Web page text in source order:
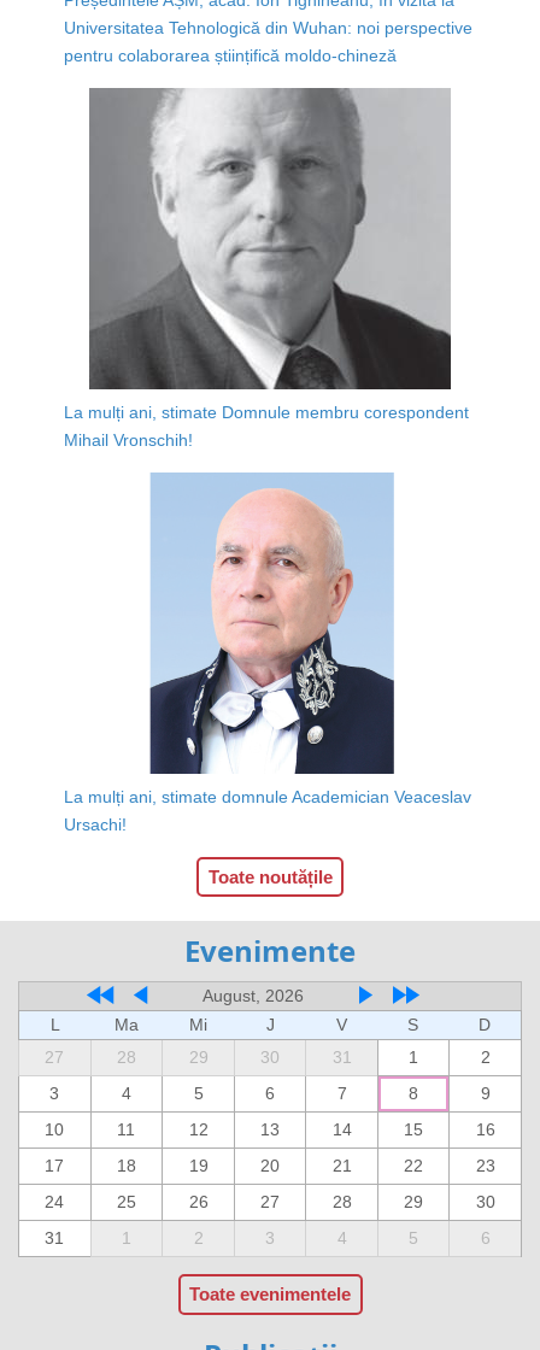
Universitatea Tehnologică din Wuhan: noi perspective
pentru colaborarea științifică moldo-chineză
La mulți ani, stimate Domnule membru corespondent
Mihail Vronschih!
La mulți ani, stimate domnule Academician Veaceslav
Ursachi!
Toate noutățile
Evenimente
August, 2026
L
Ma Mi J V S
D
27
28 29 30 31 1
2
3
4 5 6 7 8
9
10
11 12 13 14 15
16
17
18 19 20 21 22
23
24
25 26 27 28 29
30
31
1 2 3 4 5 6
Toate evenimentele